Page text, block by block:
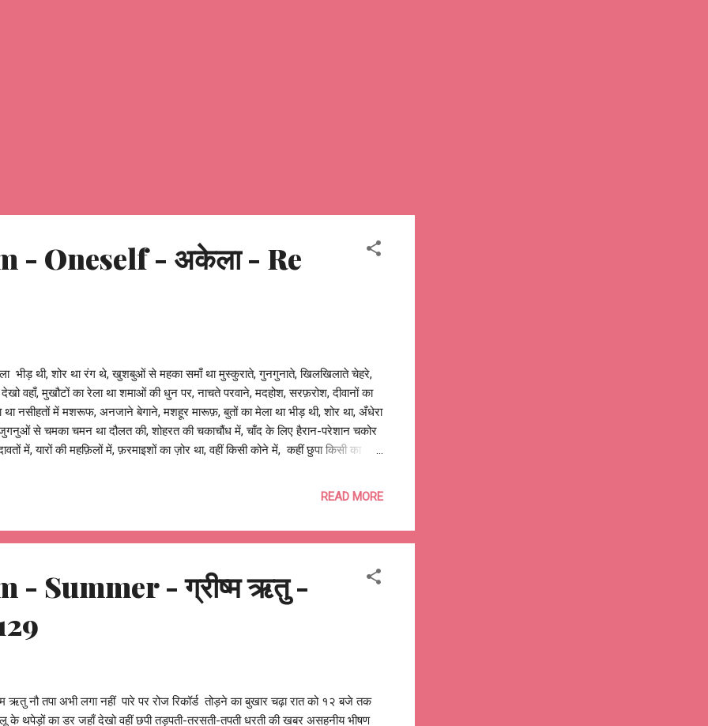
- Oneself - अकेला - Re
भीड़ थी, शोर था रंग थे, खुशबुओं से महका समाँ था मुस्कुराते, गुनगुनाते, खिलखिलाते चेहरे,
वहाँ, मुखौटों का रेला था शमाओं की धुन पर, नाचते परवाने, मदहोश, सरफ़रोश, दीवानों का
नसीहतों में मशरूफ, अनजाने बेगाने, मशहूर मारूफ़, बुतों का मेला था भीड़ थी, शोर था, अँधेरा
से चमका चमन था दौलत की, शोहरत की चकाचौंध में, चाँद के लिए हैरान-परेशान चकोर
में, यारों की महफ़िलों में, फ़रमाइशों का ज़ोर था, वहीं किसी कोने में, कहीं छुपा किसी का
के खेल में, कोई नज़रें चुराता, कोई छुपाता तो कोई नज़रें मिलाता, कोई बार-बार खो जाता, गुम हो
में, ख़्यालों में, लगा खोया था, पर असल में आँखें खोल, वो सोया था, अनजानों में, बेगानों में, पहचान
READ MORE
- Summer - ग्रीष्म ऋतु -
ऋतु नौ तपा अभी लगा नहीं पारे पर रोज रिकॉर्ड तोड़ने का बुखार चढ़ा रात को १२ बजे तक
के थपेड़ों का डर जहाँ देखो वहीं छपी तड़पती-तरसती-तपती धरती की खबर असहनीय भीषण